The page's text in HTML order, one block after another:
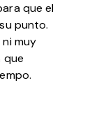
que el
punto.
muy
que